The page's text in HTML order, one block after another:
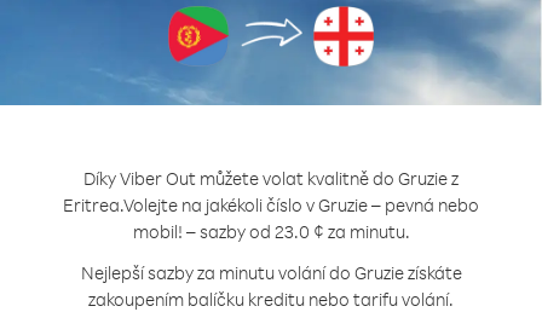
Díky Viber Out můžete volat kvalitně do Gruzie z
Eritrea.Volejte na jakékoli číslo v Gruzie – pevná nebo
mobil! – sazby od 23.0 ¢ za minutu.
Nejlepší sazby za minutu volání do Gruzie získáte
zakoupením balíčku kreditu nebo tarifu volání.